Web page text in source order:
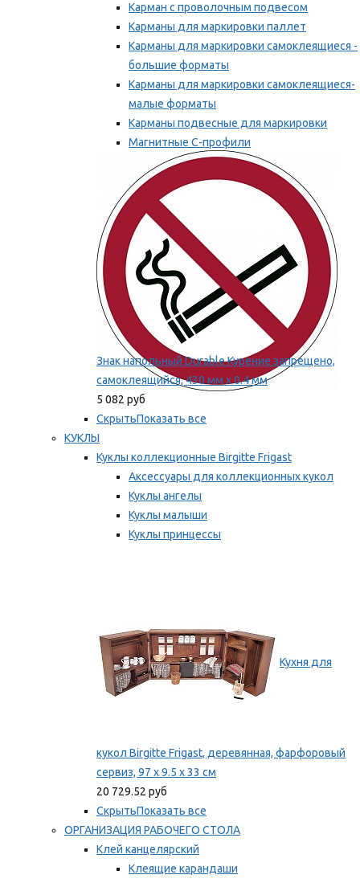
Карман с проволочным подвесом
Карманы для маркировки паллет
Карманы для маркировки самоклеящиеся -
большие форматы
Карманы для маркировки самоклеящиеся-
малые форматы
Карманы подвесные для маркировки
Магнитные С-профили
Напольная маркировка
Мы рекомендуем
Знак напольный Durable Курение запрещено,
самоклеящийся, 430 мм х 0.4 мм
5 082 руб
СкрытьПоказать все
КУКЛЫ
Куклы коллекционные Birgitte Frigast
Аксессуары для коллекционных кукол
Куклы ангелы
Куклы малыши
Куклы принцессы
Кухня для
кукол Birgitte Frigast, деревянная, фарфоровый
сервиз, 97 x 9.5 x 33 см
20 729.52 руб
СкрытьПоказать все
ОРГАНИЗАЦИЯ РАБОЧЕГО СТОЛА
Клей канцелярский
Клеящие карандаши